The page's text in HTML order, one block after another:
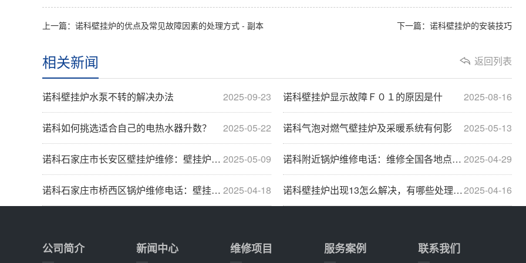
上一篇：诺科壁挂炉的优点及常见故障因素的处理方式 - 副本 下一篇：诺科壁挂炉的安装技巧
返回列表
相关新闻
2025-09-23
诺科壁挂炉水泵不转的解决办法 2025-08-16
诺科壁挂炉显示故障Ｆ０１的原因是什
2025-05-22
诺科如何挑选适合自己的电热水器升数？ 2025-05-13
诺科气泡对燃气壁挂炉及采暖系统有何影
2025-05-09
诺科石家庄市长安区壁挂炉维修：壁挂炉维保方 2025-04-29
诺科附近锅炉维修电话：维修全国各地点电话查询···
2025-04-18
诺科石家庄市桥西区锅炉维修电话：壁挂炉安装位··· 2025-04-16
诺科壁挂炉出现13怎么解决，有哪些处理方法
公司简介 新闻中心 维修项目 服务案例 联系我们